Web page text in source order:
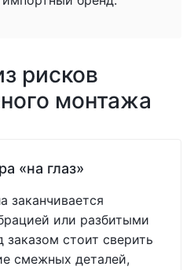
рисков
монтажа
«на глаз»
заканчивается
или разбитыми
стоит сверить
смежных деталей,